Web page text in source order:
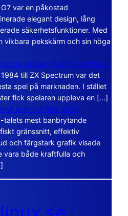
var en påkostad
elegant design, lång
säkerhetsfunktioner. Med
vikbara pekskärm och sin höga
skolan till ett öppet kaos
till ZX Spectrum var det
spel på marknaden. I stället
fick spelaren uppleva en […]
som var före sin tid
talets mest banbrytande
gränssnitt, effektiv
och färgstark grafik visade
vara både kraftfulla och